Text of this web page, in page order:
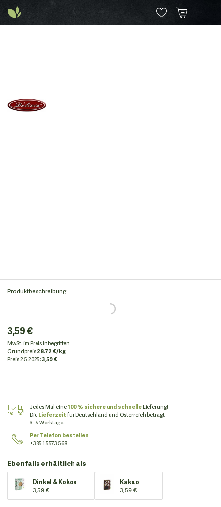
Produktbeschreibung
3,59 €
MwSt. im Preis inbegriffen
Grundpreis28.72 €/kg
Preis2.5.2025:3,59 €
Jedes Mal eine100 % sichere und schnelleLieferung!
DieLieferzeitfür Deutschland und Österreich beträgt
3–5 Werktage.
Per Telefon bestellen
+385 1 5573 568
Ebenfalls erhältlich als
Dinkel & Kokos
3,59 €
Kakao
3,59 €